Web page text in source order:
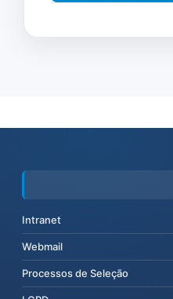
Intranet
Webmail
Processos de Seleção